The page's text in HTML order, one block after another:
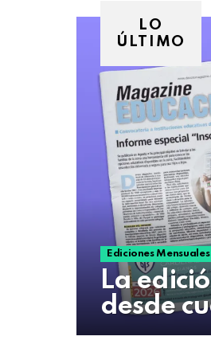
LO
ÚLTIMO
Ediciones Mensuales
La
desde